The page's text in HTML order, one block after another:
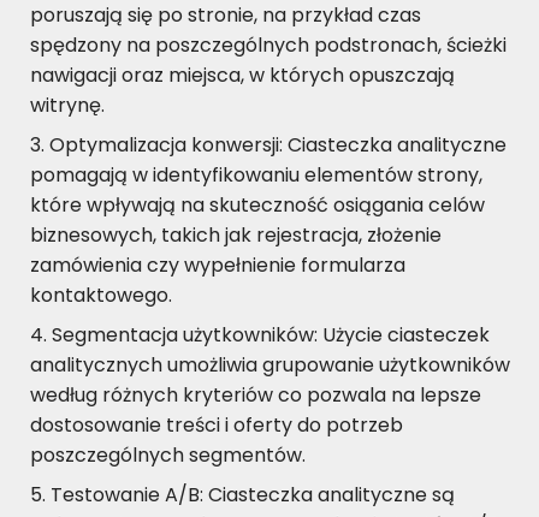
poruszają się po stronie, na przykład czas
spędzony na poszczególnych podstronach, ścieżki
nawigacji oraz miejsca, w których opuszczają
witrynę.
Optymalizacja konwersji: Ciasteczka analityczne
pomagają w identyfikowaniu elementów strony,
które wpływają na skuteczność osiągania celów
biznesowych, takich jak rejestracja, złożenie
zamówienia czy wypełnienie formularza
kontaktowego.
Segmentacja użytkowników: Użycie ciasteczek
analitycznych umożliwia grupowanie użytkowników
według różnych kryteriów co pozwala na lepsze
dostosowanie treści i oferty do potrzeb
poszczególnych segmentów.
Testowanie A/B: Ciasteczka analityczne są